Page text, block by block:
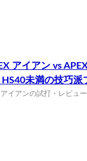
アイアン vs
未満の技巧派
アイアンの試打・レビュー